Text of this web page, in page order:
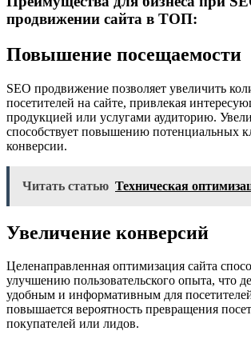
продвижении сайта в ТОП:
Повышение посещаемости
SEO продвижение позволяет увеличить
посетителей на сайте, привлекая
продукцией или услугами аудиторию.
способствует повышению потенциальных
конверсии.
Читать статью Техническая
Увеличение конверсий
Целенаправленная оптимизация сайта
улучшению пользовательского опыта, что
удобным и информативным для
повышается вероятность превращения
покупателей или лидов.